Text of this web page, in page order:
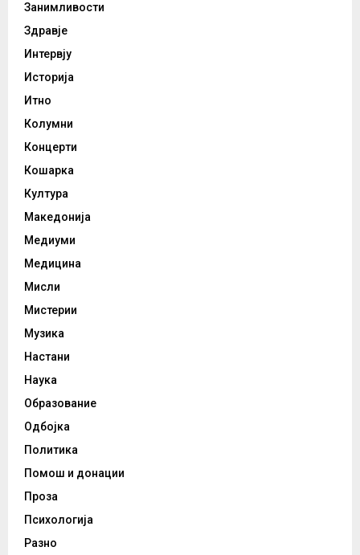
Занимливости
Здравје
Интервју
Историја
Итно
Колумни
Концерти
Кошарка
Култура
Македонија
Медиуми
Медицина
Мисли
Мистерии
Музика
Настани
Наука
Образование
Одбојка
Политика
Помош и донации
Проза
Психологија
Разно